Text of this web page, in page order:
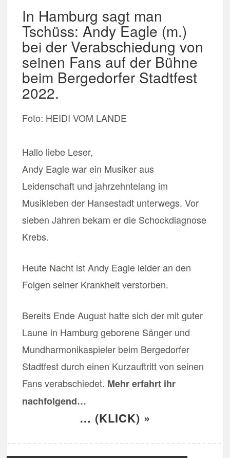
In Hamburg sagt man
Tschüss: Andy Eagle (m.)
bei der Verabschiedung von
seinen Fans auf der Bühne
beim Bergedorfer Stadtfest
2022.
Foto: HEIDI VOM LANDE
Hallo liebe Leser,
Andy Eagle war ein Musiker aus
Leidenschaft und jahrzehntelang im
Musikleben der Hansestadt unterwegs. Vor
sieben Jahren bekam er die Schockdiagnose
Krebs.
Heute Nacht ist Andy Eagle leider an den
Folgen seiner Krankheit verstorben.
Bereits Ende August hatte sich der mit guter
Laune in Hamburg geborene Sänger und
Mundharmonikaspieler beim Bergedorfer
Stadtfest durch einen Kurzauftritt von seinen
Fans verabschiedet. Mehr erfahrt ihr
nachfolgend…
… (KLICK) »